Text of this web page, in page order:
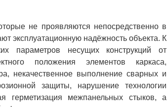
не проявляются непосредственно в
эксплуатационную надёжность объекта. К
параметров несущих конструкций от
положения элементов каркаса,
некачественное выполнение сварных и
защиты, нарушение технологии
герметизация межпанельных стыков, а